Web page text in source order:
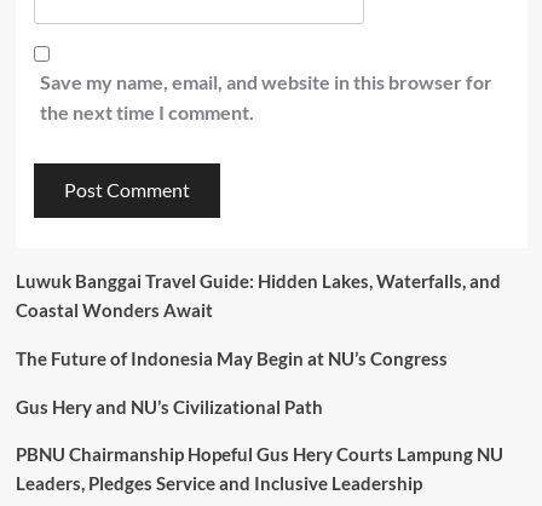
Save my name, email, and website in this browser for
the next time I comment.
Luwuk Banggai Travel Guide: Hidden Lakes, Waterfalls, and
Coastal Wonders Await
The Future of Indonesia May Begin at NU’s Congress
Gus Hery and NU’s Civilizational Path
PBNU Chairmanship Hopeful Gus Hery Courts Lampung NU
Leaders, Pledges Service and Inclusive Leadership